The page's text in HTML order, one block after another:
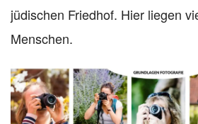
jüdischen Friedhof. Hier liegen
Menschen.